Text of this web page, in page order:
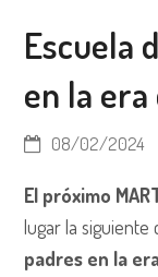
Escuela
en la
08/02/2024
El próximo
lugar la siguiente
padres en la